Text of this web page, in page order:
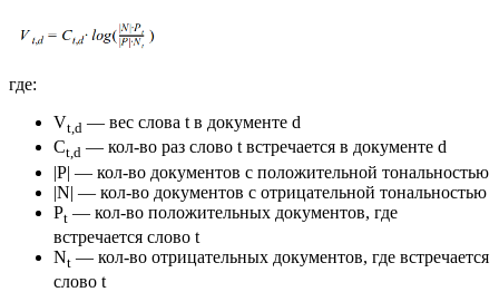
где:
Vt,d — вес слова t в документе d
Сt,d — кол-во раз слово t встречается в документе d
|P| — кол-во документов с положительной тональностью
|N| — кол-во документов с отрицательной тональностью
Pt — кол-во положительных документов, где
встречается слово t
Nt — кол-во отрицательных документов, где встречается
слово t